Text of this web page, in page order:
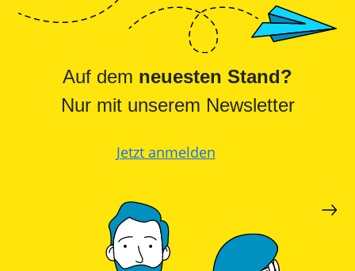
Auf dem neuesten Stand?
Nur mit unserem Newsletter
Jetzt anmelden